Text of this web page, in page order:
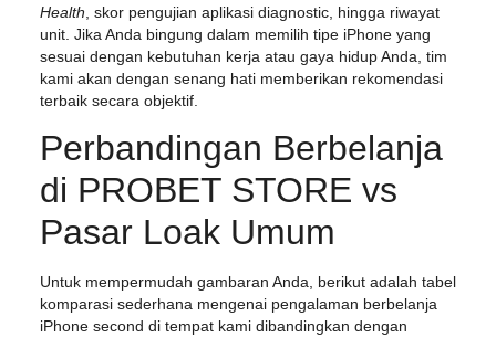
Health , skor pengujian aplikasi diagnostic, hingga riwayat
unit. Jika Anda bingung dalam memilih tipe iPhone yang
sesuai dengan kebutuhan kerja atau gaya hidup Anda, tim
kami akan dengan senang hati memberikan rekomendasi
terbaik secara objektif.
Perbandingan Berbelanja
di PROBET STORE vs
Pasar Loak Umum
Untuk mempermudah gambaran Anda, berikut adalah tabel
komparasi sederhana mengenai pengalaman berbelanja
iPhone second di tempat kami dibandingkan dengan